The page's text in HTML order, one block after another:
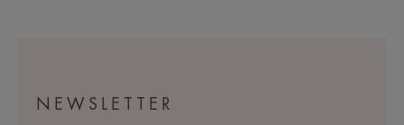
NEWSLETTER